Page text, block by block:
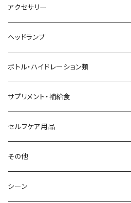
aroma vera
AZUMA BAG
BANANA GO
Beruf Baggage
Body Glide
BONE
BOOKMAN
バックパック
ショルダーバッグ
トートバッグ
2WAYバッグ/3WAYバッグ
その他バッグ
アクセサリー
サングラス
てぬぐい
財布
アームカバー
ネックゲイター
ヘッドランプ
ボトル・ハイドレーション類
サプリメント・補給食
セルフケア用品
その他
シーン